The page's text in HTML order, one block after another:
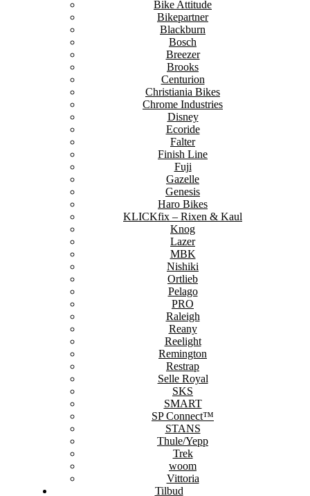
Bike Attitude
Bikepartner
Blackburn
Bosch
Breezer
Brooks
Centurion
Christiania Bikes
Chrome Industries
Disney
Ecoride
Falter
Finish Line
Fuji
Gazelle
Genesis
Haro Bikes
KLICKfix – Rixen & Kaul
Knog
Lazer
MBK
Nishiki
Ortlieb
Pelago
PRO
Raleigh
Reany
Reelight
Remington
Restrap
Selle Royal
SKS
SMART
SP Connect™
STANS
Thule/Yepp
Trek
woom
Vittoria
Tilbud